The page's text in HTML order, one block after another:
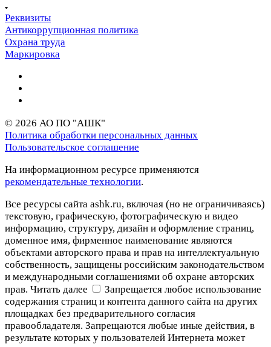
Реквизиты
Антикоррупционная политика
Охрана труда
Маркировка
© 2026 АО ПО "АШК"
Политика обработки персональных данных
Пользовательское соглашение
На информационном ресурсе применяются
рекомендательные технологии.
Все ресурсы сайта ashk.ru, включая (но не ограничиваясь)
текстовую, графическую, фотографическую и видео
информацию, структуру, дизайн и оформление страниц,
доменное имя, фирменное наименование являются
объектами авторского права и прав на интеллектуальную
собственность, защищены российским законодательством
и международными соглашениями об охране авторских
прав. Читать далее
Запрещается любое использование
содержания страниц и контента данного сайта на других
площадках без предварительного согласия
правообладателя. Запрещаются любые иные действия, в
результате которых у пользователей Интернета может